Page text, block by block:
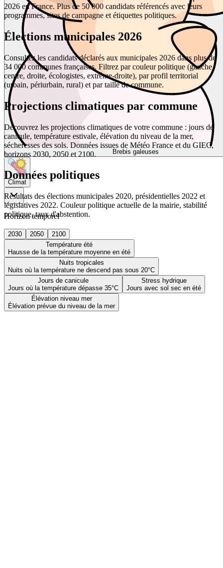
Brebis galeuses
Climat
Horizon temporel
2030 2050
2100
Température été
Hausse de la température moyenne en été
Nuits tropicales
Nuits où la température ne descend pas sous 20°C
Jours de canicule
Jours où la température dépasse 35°C
Stress hydrique
Jours avec sol sec en été
Élévation niveau mer
Élévation prévue du niveau de la mer
2026 en France. Plus de 50 000 candidats référencés avec leurs
programmes, sites de campagne et étiquettes politiques.
Élections municipales 2026
Consultez les candidats déclarés aux municipales 2026 dans plus de
34 000 communes françaises. Filtrez par couleur politique (gauche,
centre, droite, écologistes, extrême-droite), par profil territorial
(urbain, périurbain, rural) et par taille de commune.
Projections climatiques par commune
Découvrez les projections climatiques de votre commune : jours de
canicule, température estivale, élévation du niveau de la mer,
sécheresses des sols. Données issues de Météo France et du GIEC,
horizons 2030, 2050 et 2100.
Données politiques
Résultats des élections municipales 2020, présidentielles 2022 et
législatives 2022. Couleur politique actuelle de la mairie, stabilité
politique, taux d'abstention.